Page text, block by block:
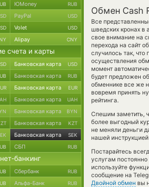
Обмен Cash
Все
шведских кронах
свое внимание на
перехода на сайт
случилось так,
осуществления
момент
будет предложен
обменнике все же
вовремя принять
рейтинга.
Спешим заметить,
более выгодный
не меняли деньги
нашей инструкцией
Постарайтесь
услугам
используйте
сообщение на
Двойной обмен вы
ЮMoney RUB
PayPal USD
Volet USD
Alipay CNY
счета и карты
Банковская карта USD
Банковская карта RUB
Банковская карта EUR
Банковская карта UAH
Банковская карта BYN
Банковская карта KZT
Банковская карта SEK
СБП RUB
банкинг
Сбербанк RUB
Альфа-Банк RUB